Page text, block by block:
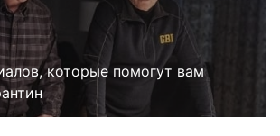
которые помогут вам